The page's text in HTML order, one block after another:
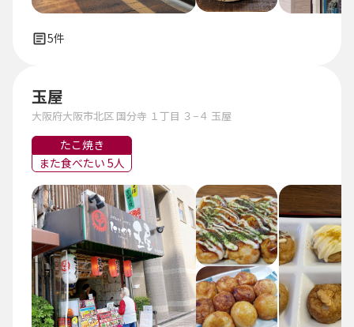
5件
玉屋
大阪府大阪市北区 国分寺 １丁目 ３−４ 玉屋
たこ焼き
また食べたい 5人